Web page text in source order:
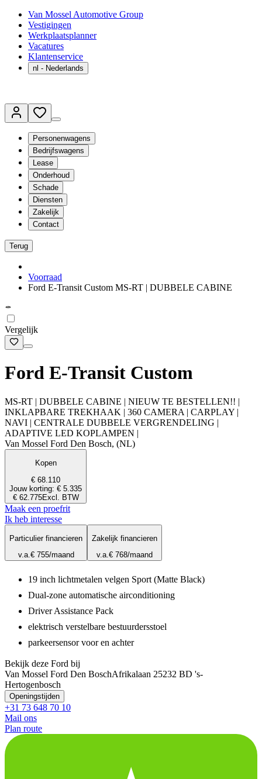
Van Mossel Automotive Group
Vestigingen
Werkplaatsplanner
Vacatures
Klantenservice
nl - Nederlands
Personenwagens
Bedrijfswagens
Lease
Onderhoud
Schade
Diensten
Zakelijk
Contact
Terug
Voorraad
Ford E-Transit Custom MS-RT | DUBBELE CABINE
Vergelijk
Ford E-Transit Custom
MS-RT | DUBBELE CABINE | NIEUW TE BESTELLEN!! |
INKLAPBARE TREKHAAK | 360 CAMERA | CARPLAY |
NAVI | CENTRALE DUBBELE VERGRENDELING |
ADAPTIVE LED KOPLAMPEN |
Van Mossel Ford Den Bosch, (NL)
Kopen
€ 68.110
Jouw korting: € 5.335
€ 62.775Excl. BTW
Maak een proefrit
Ik heb interesse
Particulier financieren
v.a.€ 755/maand
Zakelijk financieren
v.a.€ 768/maand
19 inch lichtmetalen velgen Sport (Matte Black)
Dual-zone automatische airconditioning
Driver Assistance Pack
elektrisch verstelbare bestuurdersstoel
parkeersensor voor en achter
Bekijk deze Ford bij
Van Mossel Ford Den BoschAfrikalaan 25232 BD 's-
Hertogenbosch
Openingstijden
+31 73 648 70 10
Mail ons
Plan route